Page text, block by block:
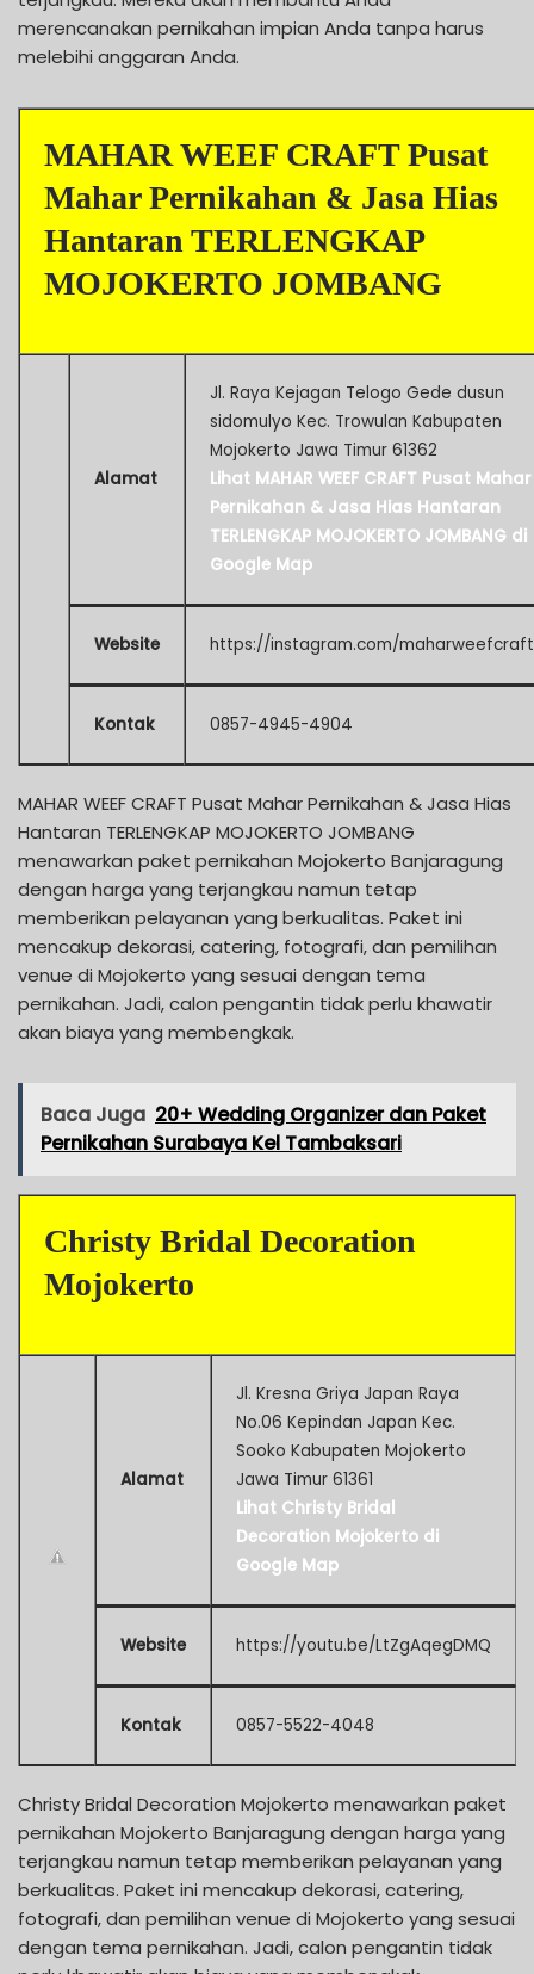
merencanakan pernikahan impian Anda tanpa harus
melebihi anggaran Anda.
MAHAR WEEF CRAFT Pusat
Mahar Pernikahan & Jasa Hias
Hantaran TERLENGKAP
MOJOKERTO JOMBANG
Alamat
Jl. Raya Kejagan Telogo Gede dusun
sidomulyo Kec. Trowulan Kabupaten
Mojokerto Jawa Timur 61362
Lihat MAHAR WEEF CRAFT Pusat Mahar
Pernikahan & Jasa Hias Hantaran
TERLENGKAP MOJOKERTO JOMBANG di
Google Map
Website https://instagram.com/maharweefcraft
Kontak 0857-4945-4904
MAHAR WEEF CRAFT Pusat Mahar Pernikahan & Jasa Hias
Hantaran TERLENGKAP MOJOKERTO JOMBANG
menawarkan paket pernikahan Mojokerto Banjaragung
dengan harga yang terjangkau namun tetap
memberikan pelayanan yang berkualitas. Paket ini
mencakup dekorasi, catering, fotografi, dan pemilihan
venue di Mojokerto yang sesuai dengan tema
pernikahan. Jadi, calon pengantin tidak perlu khawatir
akan biaya yang membengkak.
Baca Juga 20+ Wedding Organizer dan Paket
Pernikahan Surabaya Kel Tambaksari
Christy Bridal Decoration
Mojokerto
Alamat
Jl. Kresna Griya Japan Raya
No.06 Kepindan Japan Kec.
Sooko Kabupaten Mojokerto
Jawa Timur 61361
Lihat Christy Bridal
Decoration Mojokerto di
Google Map
Website https://youtu.be/LtZgAqegDMQ
Kontak 0857-5522-4048
Christy Bridal Decoration Mojokerto menawarkan paket
pernikahan Mojokerto Banjaragung dengan harga yang
terjangkau namun tetap memberikan pelayanan yang
berkualitas. Paket ini mencakup dekorasi, catering,
fotografi, dan pemilihan venue di Mojokerto yang sesuai
dengan tema pernikahan. Jadi, calon pengantin tidak